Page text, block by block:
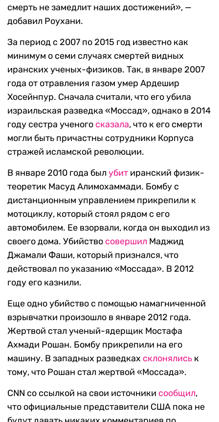
смерть не замедлит наших достижений», —
добавил Роухани.
За период с 2007 по 2015 год известно как
минимум о семи случаях смертей видных
иранских ученых-физиков. Так, в январе 2007
года от отравления газом умер Ардешир
Хосейнпур. Сначала считали, что его убила
израильская разведка «Моссад», однако в 2014
году сестра ученого сказала, что к его смерти
могли быть причастны сотрудники Корпуса
стражей исламской революции.
В январе 2010 года был убит иранский физик-
теоретик Масуд Алимохаммади. Бомбу с
дистанционным управлением прикрепили к
мотоциклу, который стоял рядом с его
автомобилем. Ее взорвали, когда он выходил из
своего дома. Убийство совершил Маджид
Джамали Фаши, который признался, что
действовал по указанию «Моссада». В 2012
году его казнили.
Еще одно убийство с помощью намагниченной
взрывчатки произошло в январе 2012 года.
Жертвой стал ученый-ядерщик Мостафа
Ахмади Рошан. Бомбу прикрепили на его
машину. В западных разведках склонялись к
тому, что Рошан стал жертвой «Моссада».
CNN со ссылкой на свои источники сообщил,
что официальные представители США пока не